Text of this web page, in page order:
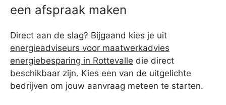
een afspraak maken
Direct aan de slag? Bijgaand kies je uit
energieadviseurs voor maatwerkadvies
energiebesparing in Rottevalle die direct
beschikbaar zijn. Kies een van de uitgelichte
bedrijven om jouw aanvraag meteen te starten.